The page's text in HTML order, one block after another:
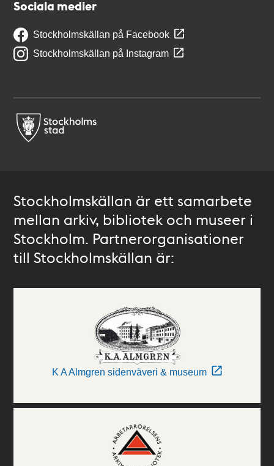
Sociala medier
Stockholmskällan på Facebook
Stockholmskällan på Instagram
Stockholmskällan är ett samarbete
mellan arkiv, bibliotek och museer i
Stockholm. Partnerorganisationer
till Stockholmskällan är:
K A Almgren sidenväveri & museum